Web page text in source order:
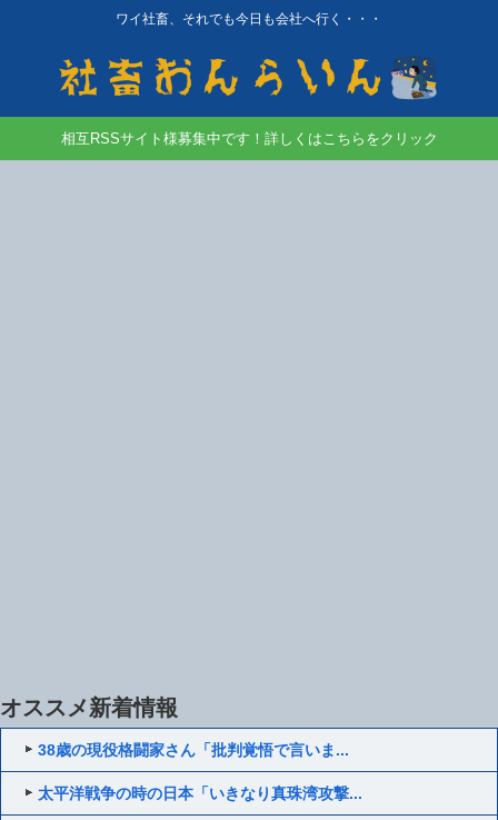
ワイ社畜、それでも今日も会社へ行く・・・
相互RSSサイト様募集中です！詳しくはこちらをクリック
オススメ新着情報
38歳の現役格闘家さん「批判覚悟で言いま...
太平洋戦争の時の日本「いきなり真珠湾攻撃...